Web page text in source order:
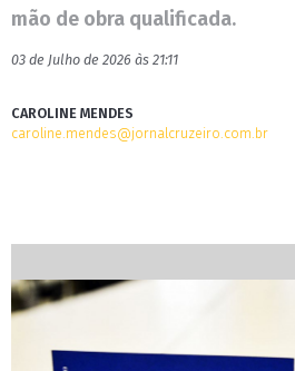
mão de obra qualificada.
03 de Julho de 2026 às 21:11
CAROLINE MENDES
caroline.mendes@jornalcruzeiro.com.br